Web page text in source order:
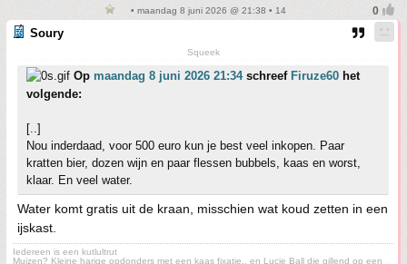
• maandag 8 juni 2026 @ 21:38 • 14
Soury
Squeek
Op maandag 8 juni 2026 21:34schreef Firuze60 het
volgende:
[..]
Nou inderdaad, voor 500 euro kun je best veel inkopen. Paar
kratten bier, dozen wijn en paar flessen bubbels, kaas en worst,
klaar. En veel water.
Water komt gratis uit de kraan, misschien wat koud zetten in een
ijskast.
Iedereen is een kutlultrut
Muizen? Kleine harige opdonders met een kaas fixatie., en Lucie Ball die gillend op een